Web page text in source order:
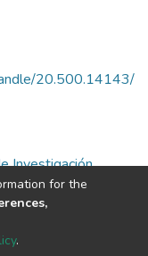
20.500.14143/
Investigación
2026
for the
.